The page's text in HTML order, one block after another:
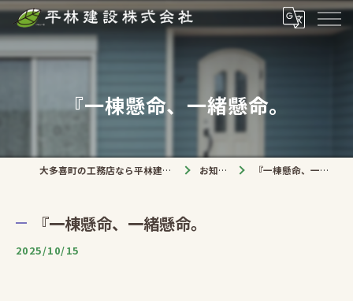
『一棟懸命、一緒懸命。
大多喜町の工務店なら平林建設株式会社 お知らせ 『一棟懸命、一緒懸命。
『一棟懸命、一緒懸命。
2025/10/15